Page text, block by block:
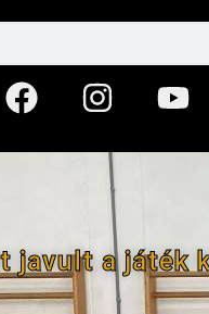
javult a játék